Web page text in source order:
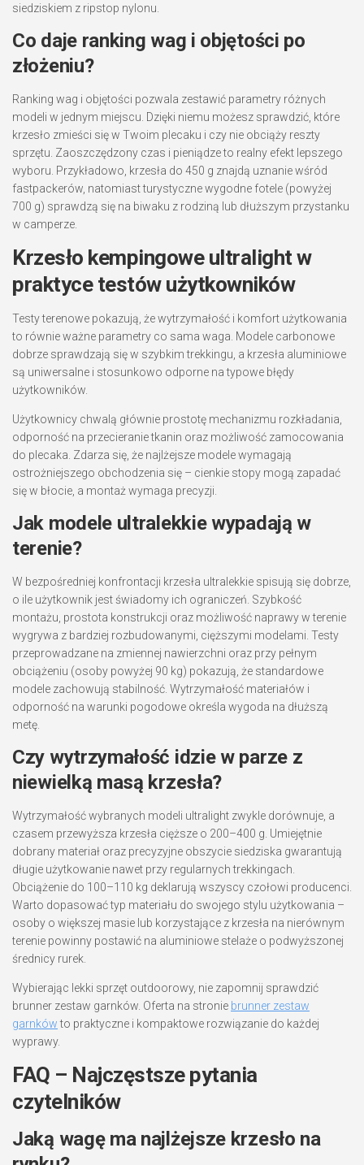
siedziskiem z ripstop nylonu.
Co daje ranking wag i objętości po
złożeniu?
Ranking wag i objętości pozwala zestawić parametry różnych
modeli w jednym miejscu. Dzięki niemu możesz sprawdzić, które
krzesło zmieści się w Twoim plecaku i czy nie obciąży reszty
sprzętu. Zaoszczędzony czas i pieniądze to realny efekt lepszego
wyboru. Przykładowo, krzesła do 450 g znajdą uznanie wśród
fastpackerów, natomiast turystyczne wygodne fotele (powyżej
700 g) sprawdzą się na biwaku z rodziną lub dłuższym przystanku
w camperze.
Krzesło kempingowe ultralight w
praktyce testów użytkowników
Testy terenowe pokazują, że wytrzymałość i komfort użytkowania
to równie ważne parametry co sama waga. Modele carbonowe
dobrze sprawdzają się w szybkim trekkingu, a krzesła aluminiowe
są uniwersalne i stosunkowo odporne na typowe błędy
użytkowników.
Użytkownicy chwalą głównie prostotę mechanizmu rozkładania,
odporność na przecieranie tkanin oraz możliwość zamocowania
do plecaka. Zdarza się, że najlżejsze modele wymagają
ostrożniejszego obchodzenia się – cienkie stopy mogą zapadać
się w błocie, a montaż wymaga precyzji.
Jak modele ultralekkie wypadają w
terenie?
W bezpośredniej konfrontacji krzesła ultralekkie spisują się dobrze,
o ile użytkownik jest świadomy ich ograniczeń. Szybkość
montażu, prostota konstrukcji oraz możliwość naprawy w terenie
wygrywa z bardziej rozbudowanymi, cięższymi modelami. Testy
przeprowadzane na zmiennej nawierzchni oraz przy pełnym
obciążeniu (osoby powyżej 90 kg) pokazują, że standardowe
modele zachowują stabilność. Wytrzymałość materiałów i
odporność na warunki pogodowe określa wygoda na dłuższą
metę.
Czy wytrzymałość idzie w parze z
niewielką masą krzesła?
Wytrzymałość wybranych modeli ultralight zwykle dorównuje, a
czasem przewyższa krzesła cięższe o 200–400 g. Umiejętnie
dobrany materiał oraz precyzyjne obszycie siedziska gwarantują
długie użytkowanie nawet przy regularnych trekkingach.
Obciążenie do 100–110 kg deklarują wszyscy czołowi producenci.
Warto dopasować typ materiału do swojego stylu użytkowania –
osoby o większej masie lub korzystające z krzesła na nierównym
terenie powinny postawić na aluminiowe stelaże o podwyższonej
średnicy rurek.
Wybierając lekki sprzęt outdoorowy, nie zapomnij sprawdzić
brunner zestaw garnków. Oferta na stronie brunner zestaw
garnkówto praktyczne i kompaktowe rozwiązanie do każdej
wyprawy.
FAQ – Najczęstsze pytania
czytelników
Jaką wagę ma najlżejsze krzesło na